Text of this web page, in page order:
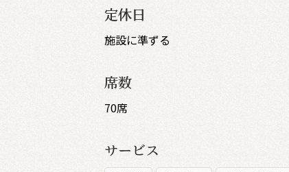
定休日
施設に準ずる
席数
70席
サービス